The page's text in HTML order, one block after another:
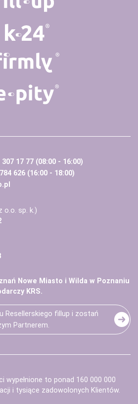
17 77 (08:00 - 16:00)
626 (16:00 - 18:00)
o.o. sp. k.)
Nowe Miasto i Wilda w Poznaniu
KRS.
Resellerskiego fillup i zostań
Partnerem.
wypełnione to ponad 160 000 000
i tysiące zadowolonych Klientów.